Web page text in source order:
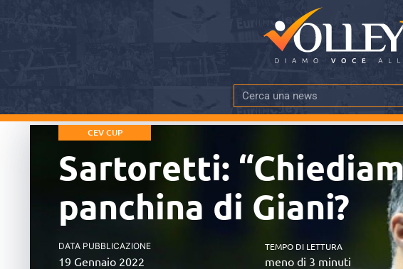
CEV CUP
Sartoretti:
panchina di Giani?
DATA PUBBLICAZIONE
19 Gennaio 2022
TEMPO DI LETTURA
meno di 3 minuti